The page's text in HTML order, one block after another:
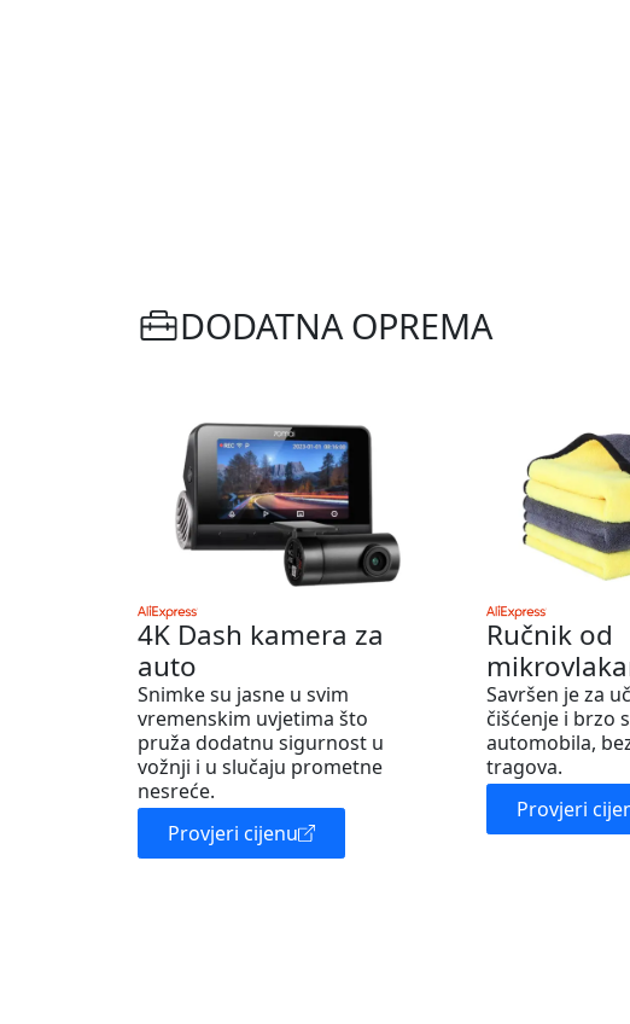
DODATNA OPREMA
4K Dash kamera za
auto
Snimke su jasne u svim
vremenskim uvjetima što
pruža dodatnu sigurnost u
vožnji i u slučaju prometne
nesreće.
Provjeri cijenu
Ručnik od
Savršen je za
čišćenje i brzo
automobila,
tragova.
Provjeri